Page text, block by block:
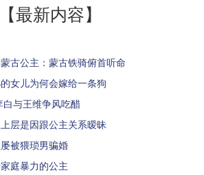
【最新内容】
古公主：蒙古铁骑俯首听命
女儿为何会嫁给一条狗
与王维争风吃醋
层是因跟公主关系暧昧
被猥琐男骗婚
庭暴力的公主